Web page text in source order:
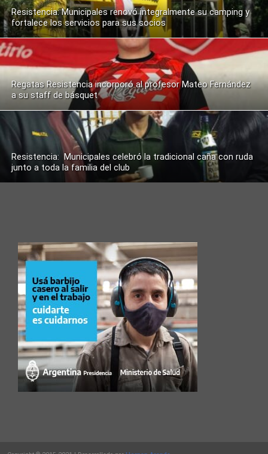
Resistencia: Municipales renovó integralmente su camping y
fortalece los servicios para sus socios
Regatas Resistencia incorporó al profesor Mateo Fernández
a su staff de básquet
Resistencia: Municipales celebró la tradicional caña con ruda
junto a toda la familia del club